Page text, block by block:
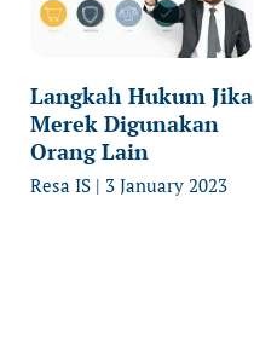
Langkah Hukum Jika
Merek Digunakan
Orang Lain
Resa IS 3 January 2023